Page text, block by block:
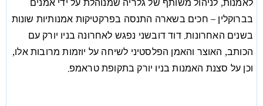
לאמנות, לניהול משותף של גלריה שמנוהלת על ידי אמנים
בברוקלין – חכים בשארה התנסה בפרקטיקות אמנותיות שונות
בשנים האחרונות. דוד דובשני נפגש לאחרונה בניו יורק עם
הכותב, האוצר והאמן הפלסטיני לשיחה על יוזמות מרובות אלו,
וכן על סצנת האמנות בניו יורק בתקופת טראמפ.